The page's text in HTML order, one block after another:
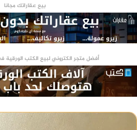
بيع عقاراتك مجانا
أفضل متجر الكتروني لبيع الكتب الورقية